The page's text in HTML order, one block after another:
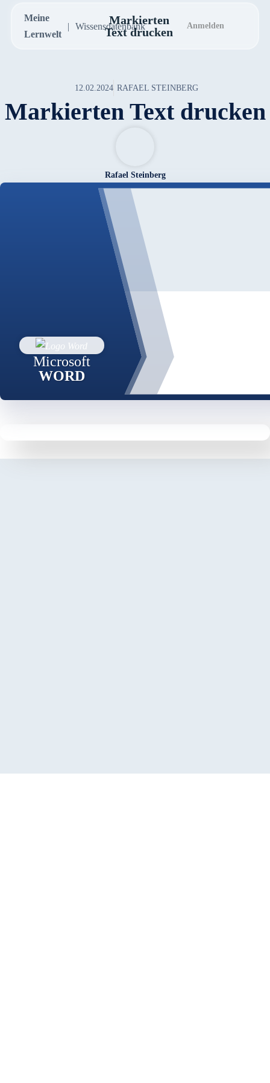
Meine
Lernwelt
Wissensdatenbank
Markierten
Text drucken
Anmelden
12.02.2024 RAFAEL STEINBERG
Markierten Text drucken
Rafael Steinberg
Microsoft
WORD